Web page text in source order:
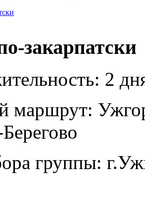
закарпатски
2
маршрут:
группы: